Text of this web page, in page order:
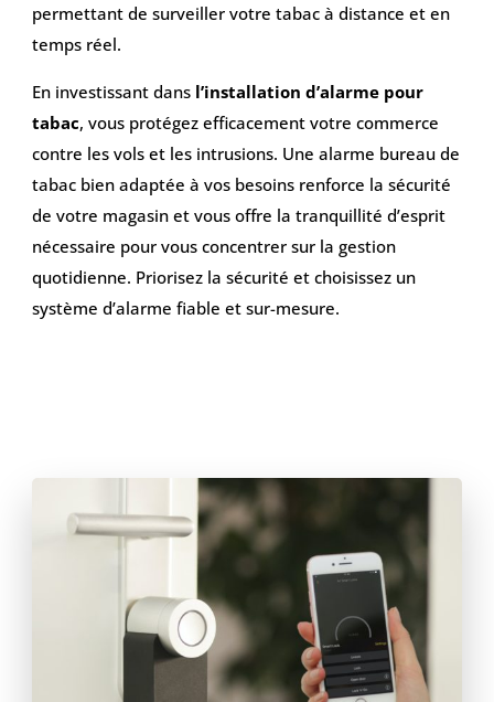
permettant de surveiller votre tabac à distance et en
temps réel.
En investissant dans l’installation d’alarme pour
tabac, vous protégez efficacement votre commerce
contre les vols et les intrusions. Une alarme bureau de
tabac bien adaptée à vos besoins renforce la sécurité
de votre magasin et vous offre la tranquillité d’esprit
nécessaire pour vous concentrer sur la gestion
quotidienne. Priorisez la sécurité et choisissez un
système d’alarme fiable et sur-mesure.